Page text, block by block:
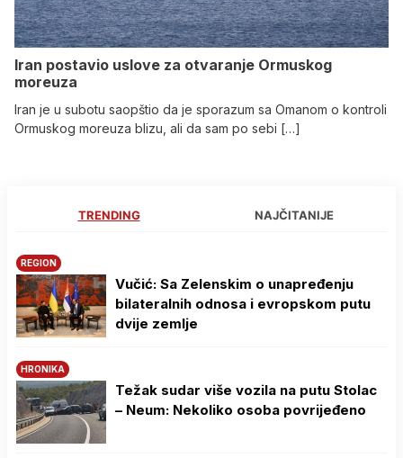
Iran postavio uslove za otvaranje Ormuskog
moreuza
Iran je u subotu saopštio da je sporazum sa Omanom o kontroli
Ormuskog moreuza blizu, ali da sam po sebi […]
TRENDING NAJČITANIJE
REGION
Vučić: Sa Zelenskim o unapređenju
bilateralnih odnosa i evropskom putu
dvije zemlje
HRONIKA
Težak sudar više vozila na putu Stolac
– Neum: Nekoliko osoba povrijeđeno